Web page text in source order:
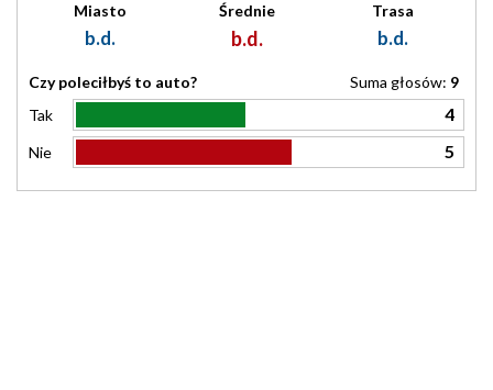
Miasto
b.d.
Średnie
b.d.
Trasa
b.d.
Czy poleciłbyś to auto? Suma głosów: 9
Tak
4
Nie 5